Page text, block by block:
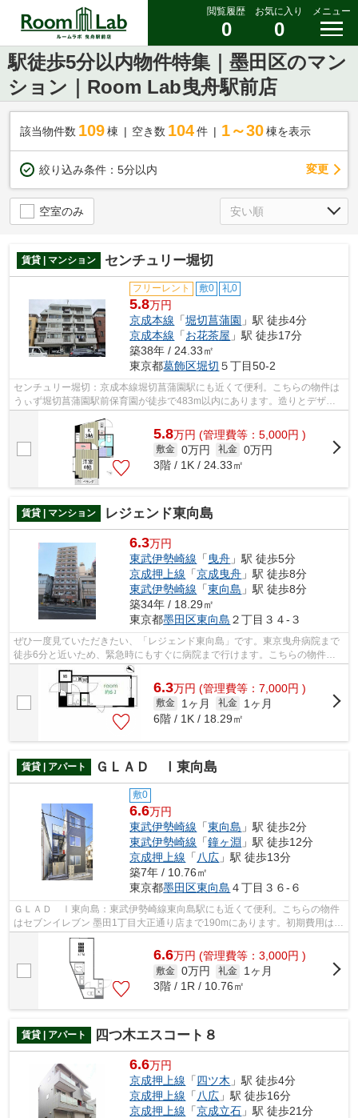
閲覧履歴
0
お気に入り
0
メニュー
駅徒歩5分以内物件特集｜墨田区のマン
ション｜Room Lab曳舟駅前店
該当物件数 109棟 空き数 104 件 1～30 棟を表示
絞り込み条件： 5分以内 変更
空室のみ
賃貸 | マンション センチュリー堀切
フリーレント 敷0 礼0
5.8万円
京成本線 「堀切菖蒲園 」駅 徒歩4分
京成本線 「お花茶屋 」駅 徒歩17分
築38年 / 24.33㎡
東京都葛飾区堀切 ５丁目50-2
センチュリー堀切：京成本線堀切菖蒲園駅にも近くて便利。こちらの物件は
うぃず堀切菖蒲園駅前保育園が徒歩で483m以内にあります。造りとデザイ
5.8万円 (管理費等：5,000円 )
敷金 0万円 礼金 0万円
3階 / 1K / 24.33㎡
賃貸 | マンション レジェンド東向島
6.3万円
東武伊勢崎線 「 曳舟 」駅 徒歩5分
京成押上線 「京成曳舟 」駅 徒歩8分
東武伊勢崎線 「東向島 」駅 徒歩8分
築34年 / 18.29㎡
東京都墨田区東向島 ２丁目３４-３
ぜひ一度見ていただきたい、「レジェンド東向島」です。東京曳舟病院まで
徒歩6分と近いため、緊急時にもすぐに病院まで行けます。こちらの物件は
マンションです。11階建ての建物で地域...
6.3万円 (管理費等：7,000円 )
敷金 1ヶ月 礼金
1ヶ月
6階 / 1K / 18.29㎡
賃貸 | アパート ＧＬＡＤ Ⅰ東向島
敷0
6.6万円
東武伊勢崎線 「東向島 」駅 徒歩2分
東武伊勢崎線 「鐘ヶ淵 」駅 徒歩12分
京成押上線 「 八広 」駅 徒歩13分
築7年 / 10.76㎡
東京都墨田区東向島 ４丁目３６-６
ＧＬＡＤ Ⅰ東向島：東武伊勢崎線東向島駅にも近くて便利。こちらの物件
はセブンイレブン 墨田1丁目大正通り店まで190mにあります。初期費用はカ
ードで決済いただけます。築7年でしっ...
6.6万円 (管理費等：3,000円 )
敷金 0万円 礼金
1ヶ月
3階 / 1R / 10.76㎡
賃貸 | アパート 四つ木エスコート８
6.6万円
京成押上線 「四ツ木 」駅 徒歩4分
京成押上線 「八広 」駅 徒歩16分
京成押上線 「京成立石 」駅 徒歩21分